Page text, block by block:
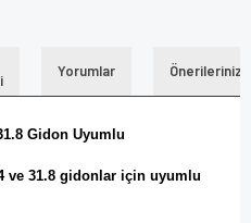
Yorumlar Önerileriniz
Gidon Uyumlu
ve 31.8 gidonlar için uyumlu